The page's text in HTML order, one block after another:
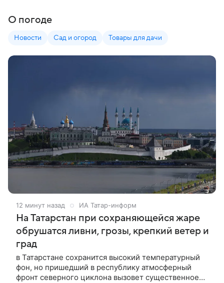
О погоде
Новости Сад и огород Товары для дачи
12 минут назад ИА Татар-информ
На Татарстан при сохраняющейся жаре
обрушатся ливни, грозы, крепкий ветер и
град
в Татарстане сохранится высокий температурный
фон, но пришедший в республику атмосферный
фронт северного циклона вызовет существенное